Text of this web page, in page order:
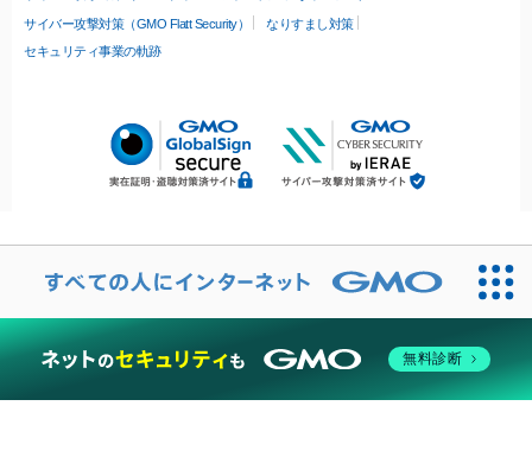
サイバー攻撃対策（GMO Flatt Security）
なりすまし対策
セキュリティ事業の軌跡
無料診断